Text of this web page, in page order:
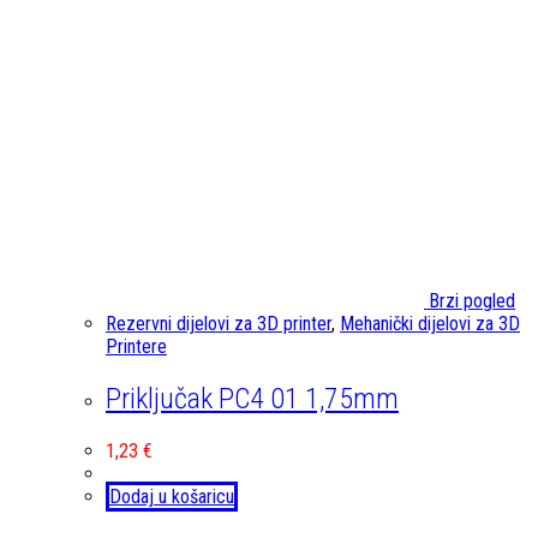
Brzi pogled
Rezervni dijelovi za 3D printer, Mehanički dijelovi za 3D
Printere
Priključak PC4 01 1,75mm
1,23 €
Dodaj u košaricu